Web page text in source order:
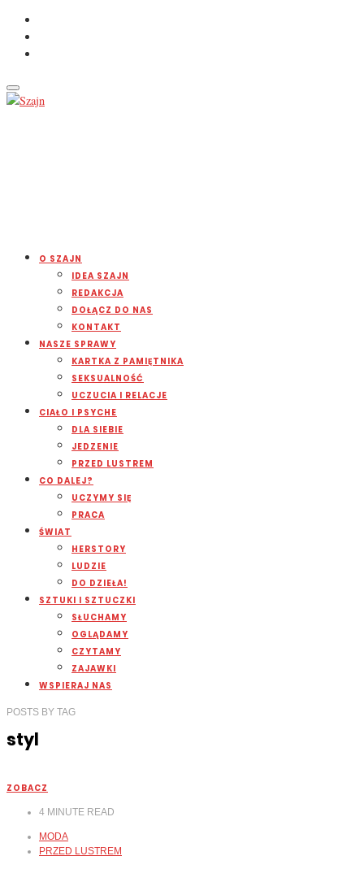
O SZAJN
IDEA SZAJN
REDAKCJA
DOŁĄCZ DO NAS
KONTAKT
NASZE SPRAWY
KARTKA Z PAMIĘTNIKA
SEKSUALNOŚĆ
UCZUCIA I RELACJE
CIAŁO I PSYCHE
DLA SIEBIE
JEDZENIE
PRZED LUSTREM
CO DALEJ?
UCZYMY SIĘ
PRACA
ŚWIAT
HERSTORY
LUDZIE
DO DZIEŁA!
SZTUKI I SZTUCZKI
SŁUCHAMY
OGLĄDAMY
CZYTAMY
ZAJAWKI
WSPIERAJ NAS
POSTS BY TAG
styl
ZOBACZ
4 MINUTE READ
MODA
PRZED LUSTREM